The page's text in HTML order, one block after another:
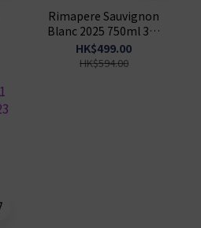
Rimapere Sauvignon
Blanc 2025 750ml 3支
禮盒裝
HK$499.00
HK$594.00